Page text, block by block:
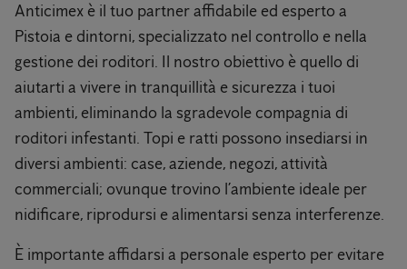
Anticimex è il tuo partner affidabile ed esperto a
Pistoia e dintorni, specializzato nel controllo e nella
gestione dei roditori. Il nostro obiettivo è quello di
aiutarti a vivere in tranquillità e sicurezza i tuoi
ambienti, eliminando la sgradevole compagnia di
roditori infestanti. Topi e ratti possono insediarsi in
diversi ambienti: case, aziende, negozi, attività
commerciali; ovunque trovino l’ambiente ideale per
nidificare, riprodursi e alimentarsi senza interferenze.
È importante affidarsi a personale esperto per evitare